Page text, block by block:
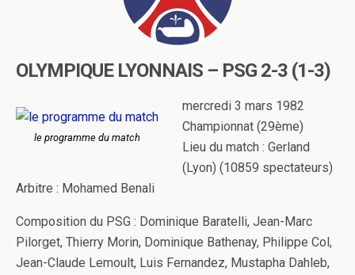
OLYMPIQUE LYONNAIS – PSG 2-3 (1-3)
le programme du match
mercredi 3 mars 1982
Championnat (29ème)
Lieu du match : Gerland
(Lyon) (10859 spectateurs)
Arbitre : Mohamed Benali
Composition du PSG : Dominique Baratelli, Jean-Marc
Pilorget, Thierry Morin, Dominique Bathenay, Philippe Col,
Jean-Claude Lemoult, Luis Fernandez, Mustapha Dahleb,